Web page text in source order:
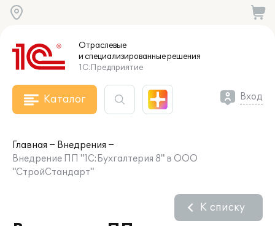
Отраслевые
и специализированныерешения
1С:Предприятие
Каталог Вход
Главная
Внедрения
Внедрение ПП "1С:Бухгалтерия 8" в ООО
"СтройСтандарт"
К списку